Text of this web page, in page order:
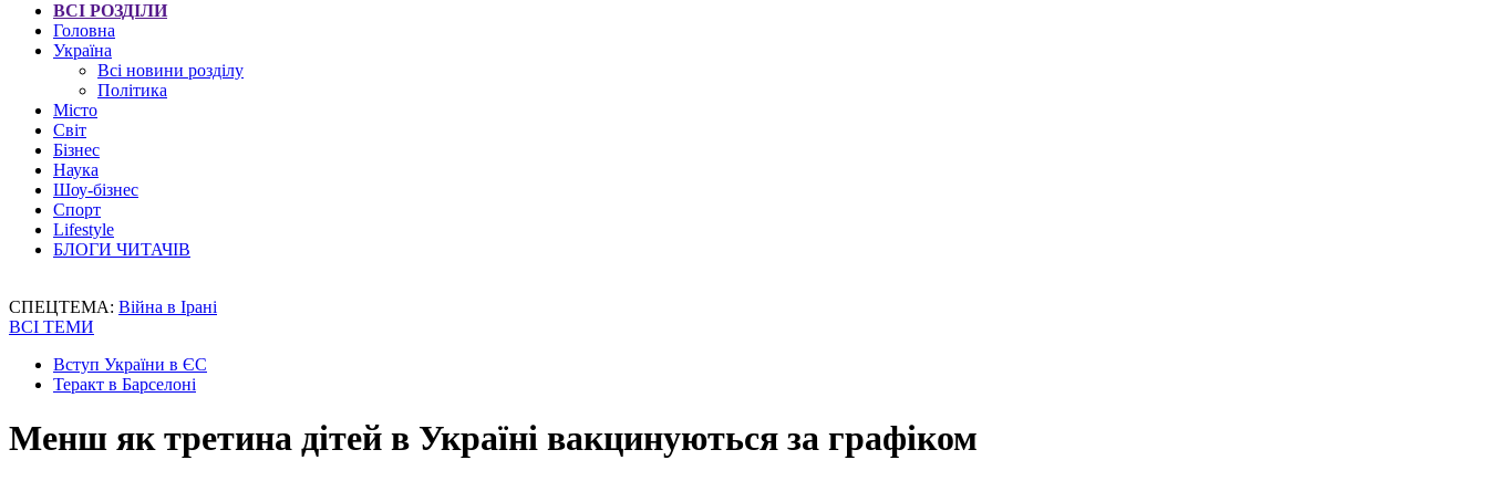
ВСІ РОЗДІЛИ
Головна
Україна
Всі новини розділу
Політика
Місто
Світ
Бізнес
Наука
Шоу-бізнес
Спорт
Lifestyle
БЛОГИ ЧИТАЧІВ
СПЕЦТЕМА: Війна в Ірані
ВСІ ТЕМИ
Вступ України в ЄС
Теракт в Барселоні
Менш як третина дітей в Україні вакцинуються за графіком